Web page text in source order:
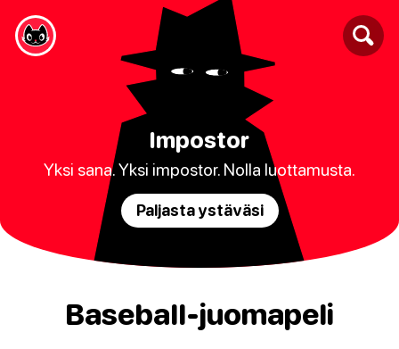
Impostor
Yksi sana. Yksi impostor. Nolla luottamusta.
Paljasta ystäväsi
Baseball-juomapeli